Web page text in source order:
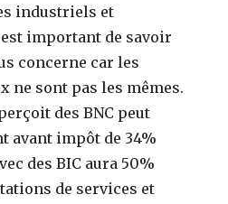
industriels et
important de savoir
concerne car les
ne sont pas les mêmes.
des BNC peut
avant impôt de 34%
des BIC aura 50%
de services et